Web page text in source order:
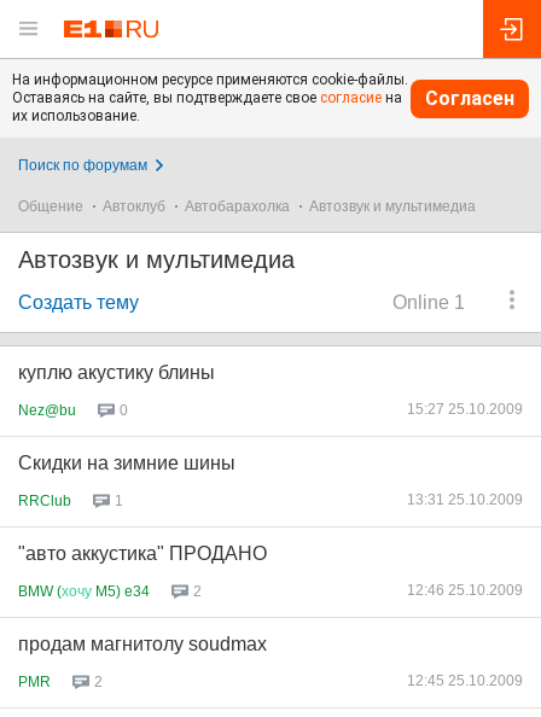
На информационном ресурсе применяются cookie-файлы.
Оставаясь на сайте, вы подтверждаете свое согласие на
их использование.
Согласен
Поиск по форумам
Общение Автоклуб Автобарахолка Автозвук и мультимедиа
Автозвук и мультимедиа
Online 1
Создать тему
куплю акустику блины
Nez@bu 0 15:27 25.10.2009
Скидки на зимние шины
RRClub 1 13:31 25.10.2009
"авто аккустика" ПРОДАНО
BMW (хочу M5) e34 2 12:46 25.10.2009
продам магнитолу soudmax
PMR 2 12:45 25.10.2009